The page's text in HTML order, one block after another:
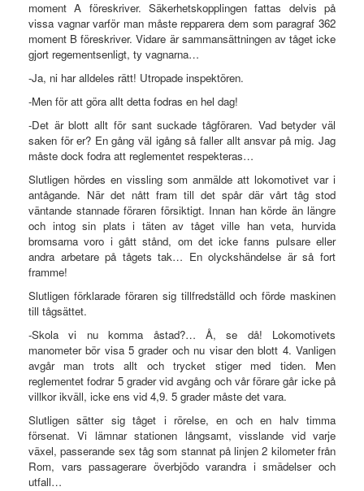
moment A föreskriver. Säkerhetskopplingen fattas delvis på
vissa vagnar varför man måste repparera dem som paragraf 362
moment B föreskriver. Vidare är sammansättningen av tåget icke
gjort regementsenligt, ty vagnarna…
-Ja, ni har alldeles rätt! Utropade inspektören.
-Men för att göra allt detta fodras en hel dag!
-Det är blott allt för sant suckade tågföraren. Vad betyder väl
saken för er? En gång väl igång så faller allt ansvar på mig. Jag
måste dock fodra att reglementet respekteras…
Slutligen hördes en vissling som anmälde att lokomotivet var i
antågande. När det nått fram till det spår där vårt tåg stod
väntande stannade föraren försiktigt. Innan han körde än längre
och intog sin plats i täten av tåget ville han veta, hurvida
bromsarna voro i gått stånd, om det icke fanns pulsare eller
andra arbetare på tågets tak… En olyckshändelse är så fort
framme!
Slutligen förklarade föraren sig tillfredställd och förde maskinen
till tågsättet.
-Skola vi nu komma åstad?… Å, se då! Lokomotivets
manometer bör visa 5 grader och nu visar den blott 4. Vanligen
avgår man trots allt och trycket stiger med tiden. Men
reglementet fodrar 5 grader vid avgång och vår förare går icke på
villkor ikväll, icke ens vid 4,9. 5 grader måste det vara.
Slutligen sätter sig tåget i rörelse, en och en halv timma
försenat. Vi lämnar stationen långsamt, visslande vid varje
växel, passerande sex tåg som stannat på linjen 2 kilometer från
Rom, vars passagerare överbjödo varandra i smädelser och
utfall…